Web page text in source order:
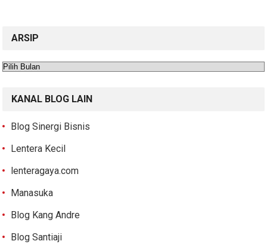
ARSIP
Arsip
KANAL BLOG LAIN
Blog Sinergi Bisnis
Lentera Kecil
lenteragaya.com
Manasuka
Blog Kang Andre
Blog Santiaji